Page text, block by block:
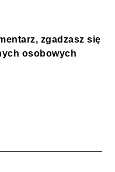
zgadzasz się
osobowych